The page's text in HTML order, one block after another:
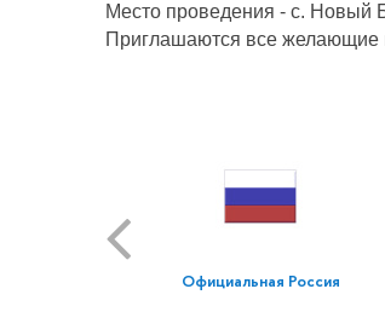
Место проведения - с. Новый
Приглашаются все желающие
Официальная Россия